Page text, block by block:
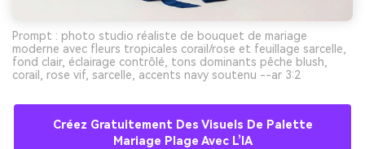
Prompt : photo studio réaliste de bouquet de mariage
moderne avec fleurs tropicales corail/rose et feuillage sarcelle,
fond clair, éclairage contrôlé, tons dominants pêche blush,
corail, rose vif, sarcelle, accents navy soutenu --ar 3:2
Créez Gratuitement Des Visuels De Palette
Mariage Plage Avec L’IA